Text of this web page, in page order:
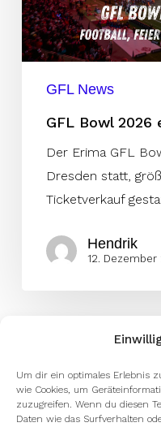
Um dir ein optimales Erlebnis
wie Cookies, um
zuzugreifen. Wenn du diesen
Daten wie das Surfverhalten
Dresden
GFL News
GFL Bowl 2026
Der Erima GFL
Dresden statt,
Ticketverkauf
Hendrik
12. Dezember